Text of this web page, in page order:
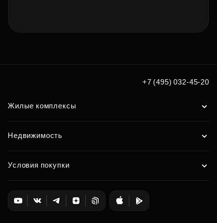
+7 (495) 032-45-20
Жилые комплексы
Недвижимость
Условия покупки